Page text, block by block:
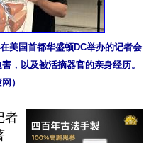
美国首都华盛顿DC举办的记者会
，以及被活摘器官的亲身经历。
）
者